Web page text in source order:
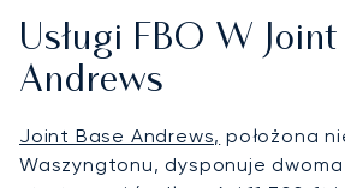
Usługi FBO W Joint
Andrews
Joint Base Andrews, położona
Waszyngtonu, dysponuje